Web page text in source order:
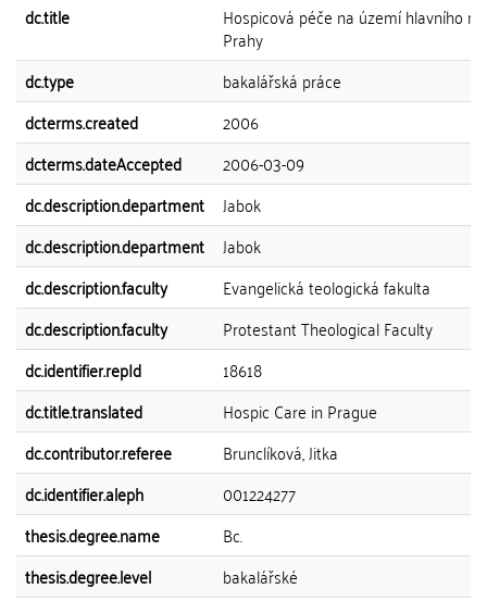
dc.title
Hospicová péče na území hlavního
Prahy
dc.type
bakalářská práce
dcterms.created
2006
dcterms.dateAccepted
2006-03-09
dc.description.department
Jabok
dc.description.department
Jabok
dc.description.faculty
Evangelická teologická fakulta
dc.description.faculty
Protestant Theological Faculty
dc.identifier.repId
18618
dc.title.translated
Hospic Care in Prague
dc.contributor.referee
Brunclíková, Jitka
dc.identifier.aleph
001224277
thesis.degree.name
Bc.
thesis.degree.level
bakalářské